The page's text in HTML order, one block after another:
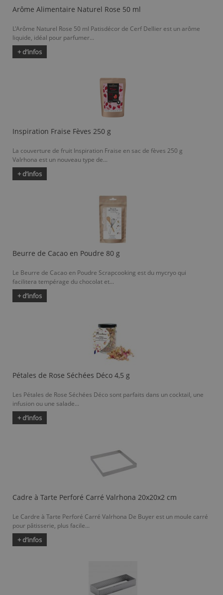
Arôme Alimentaire Naturel Rose 50 ml
L'Arôme Naturel Rose 50 ml Patisdécor de Cerf Dellier est un arôme
liquide, idéal pour parfumer...
+ d’infos
Inspiration Fraise Fèves 250 g
La couverture de fruit Inspiration Fraise en sac de fèves 250 g
Valrhona est un nouveau type de...
+ d’infos
Beurre de Cacao en Poudre 80 g
Le Beurre de Cacao en Poudre Scrapcooking est du mycryo qui
facilitera tempérage du chocolat et...
+ d’infos
Pétales de Rose Séchées Déco 4,5 g
Les Pétales de Rose Séchées Déco sont parfaits dans un cocktail, une
infusion ou une salade...
+ d’infos
Cadre à Tarte Perforé Carré Valrhona 20x20x2 cm
Le Cardre à Tarte Perforé Carré Valrhona De Buyer est un moule carré
pour pâtisserie, plus facile...
+ d’infos